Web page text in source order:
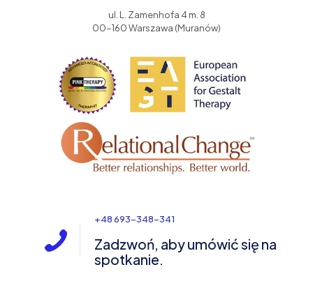
ul. L. Zamenhofa 4 m. 8
00-160 Warszawa (Muranów)
+48 693-348-341
Zadzwoń, aby umówić się na
spotkanie.